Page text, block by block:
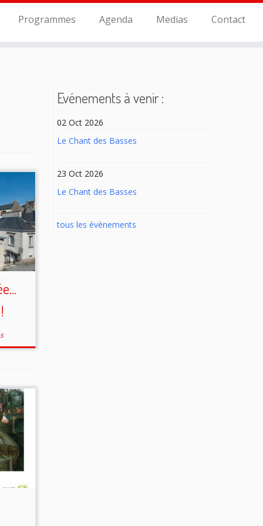
Programmes Agenda Medias Contact
Evénements à venir :
02 Oct 2026
Le Chant des Basses
23 Oct 2026
Le Chant des Basses
tous les évènements